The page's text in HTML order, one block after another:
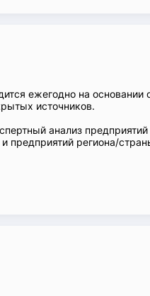
ежегодно на основании
источников.
анализ предприятий
предприятий региона/